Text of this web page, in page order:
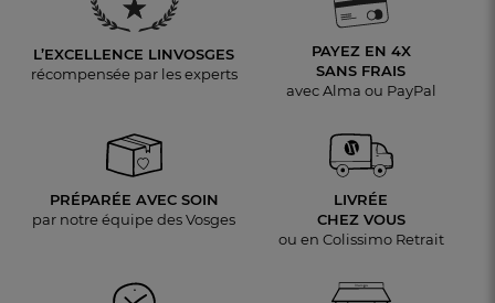
L’EXCELLENCE LINVOSGES
récompensée par les experts
PAYEZ EN 4X
SANS FRAIS
avec Alma ou PayPal
PRÉPARÉE AVEC SOIN
par notre équipe des Vosges
LIVRÉE
CHEZ VOUS
ou en Colissimo Retrait